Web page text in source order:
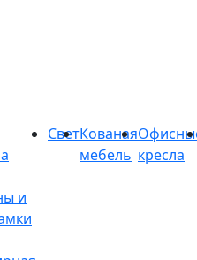
и
СветКованая
мебель кресла